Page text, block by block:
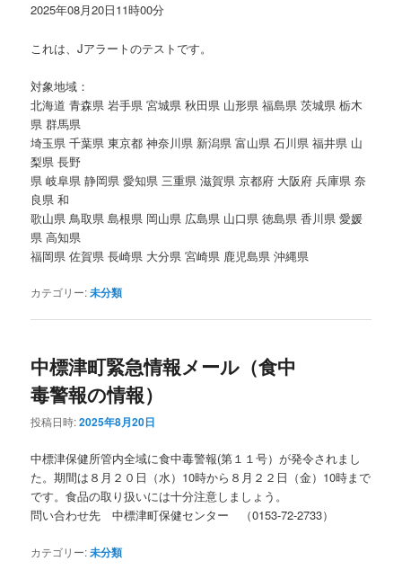
2025年08月20日11時00分
これは、Jアラートのテストです。
対象地域：
北海道 青森県 岩手県 宮城県 秋田県 山形県 福島県 茨城県 栃木
県 群馬県
埼玉県 千葉県 東京都 神奈川県 新潟県 富山県 石川県 福井県 山
梨県 長野
県 岐阜県 静岡県 愛知県 三重県 滋賀県 京都府 大阪府 兵庫県 奈
良県 和
歌山県 鳥取県 島根県 岡山県 広島県 山口県 徳島県 香川県 愛媛
県 高知県
福岡県 佐賀県 長崎県 大分県 宮崎県 鹿児島県 沖縄県
カテゴリー:未分類
中標津町緊急情報メール（食中
毒警報の情報）
投稿日時:2025年8月20日
中標津保健所管内全域に食中毒警報(第１１号）が発令されまし
た。期間は８月２０日（水）10時から８月２２日（金）10時まで
です。食品の取り扱いには十分注意しましょう。
問い合わせ先 中標津町保健センター （0153-72-2733）
カテゴリー:未分類